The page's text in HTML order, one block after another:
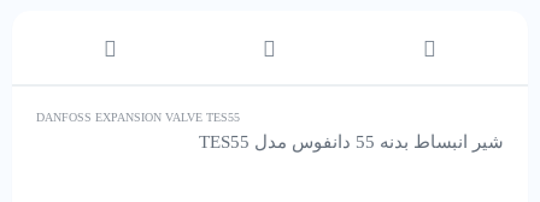
DANFOSS EXPANSION VALVE TES55
شیر انبساط بدنه 55 دانفوس مدل TES55